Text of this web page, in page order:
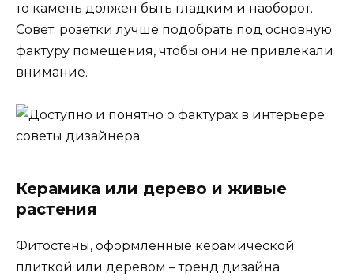
то камень должен быть гладким и наоборот.
Совет: розетки лучше подобрать под основную
фактуру помещения, чтобы они не привлекали
внимание.
Керамика или дерево и живые
растения
Фитостены, оформленные керамической
плиткой или деревом – тренд дизайна